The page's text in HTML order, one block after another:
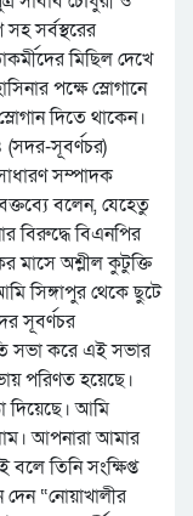
সর্বস্থরের
মিছিল দেখে
পক্ষে স্লোগানে
দিতে থাকেন।
(সদর-সূবর্ণচর)
সম্পাদক
বলেন, যেহেতু
বিরুদ্ধে বিএনপির
মাসে অশ্লীল কুটুক্তি
সিঙ্গাপুর থেকে ছুটে
সূবর্ণচর
সভা করে এই সভার
পরিণত হয়েছে।
দিয়েছে। আমি
আপনারা আমার
তিনি সংক্ষিপ্ত
দেন “নোয়াখালীর